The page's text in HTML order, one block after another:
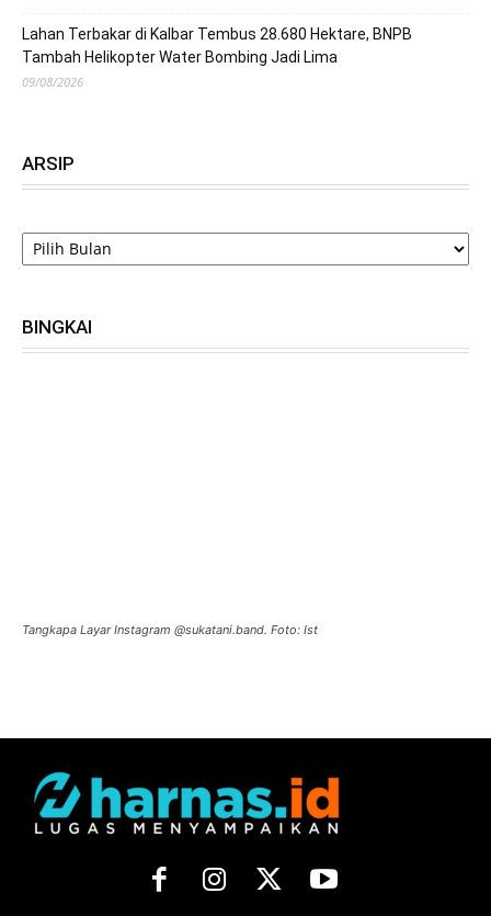
Lahan Terbakar di Kalbar Tembus 28.680 Hektare, BNPB
Tambah Helikopter Water Bombing Jadi Lima
09/08/2026
ARSIP
ARSIP
BINGKAI
Tangkapa Layar Instagram @sukatani.band. Foto: Ist